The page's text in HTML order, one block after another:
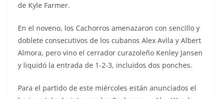
de Kyle Farmer.
En el noveno, los Cachorros amenazaron con sencillo y
doblete consecutivos de los cubanos Alex Avila y Albert
Almora, pero vino el cerrador curazoleño Kenley Jansen
y liquidó la entrada de 1-2-3, incluidos dos ponches.
Para el partido de este miércoles están anunciados el